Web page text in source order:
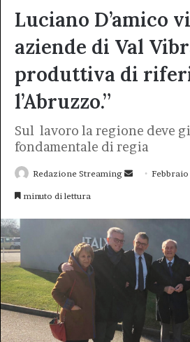
Luciano D’amico
aziende di Val
produttiva di
l’Abruzzo.”
Sul lavoro la regione deve
fondamentale di regia
Redazione Streaming
Invia
minuto di lettura